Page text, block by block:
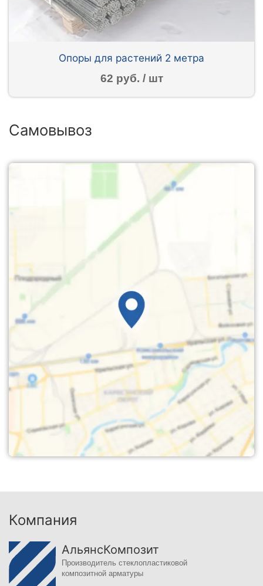
Опоры для растений 2 метра
62 руб. / шт
Самовывоз
Компания
АльянсКомпозит
Производитель стеклопластиковой
композитной арматуры